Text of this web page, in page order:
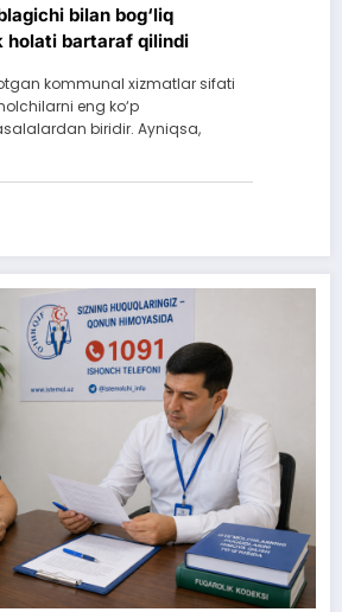
bilan bog‘liq
holati bartaraf qilindi
kommunal xizmatlar sifati
eng ko‘p
biridir. Ayniqsa,